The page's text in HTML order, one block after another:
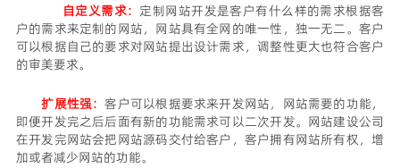
自定义需求：定制网站开发是客户有什么样的需求根据客
户的需求来定制的网站，网站具有全网的唯一性，独一无二。客户
可以根据自己的要求对网站提出设计需求，调整性更大也符合客户
的审美要求。
扩展性强：客户可以根据要求来开发网站，网站需要的功能，
即便开发完之后后面有新的功能需求可以二次开发。网站建设公司
在开发完网站会把网站源码交付给客户，客户拥有网站所有权，增
加或者减少网站的功能。